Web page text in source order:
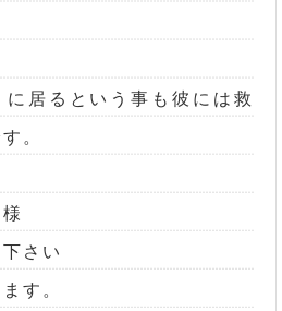
居るという事も彼には救
。
さい
す。